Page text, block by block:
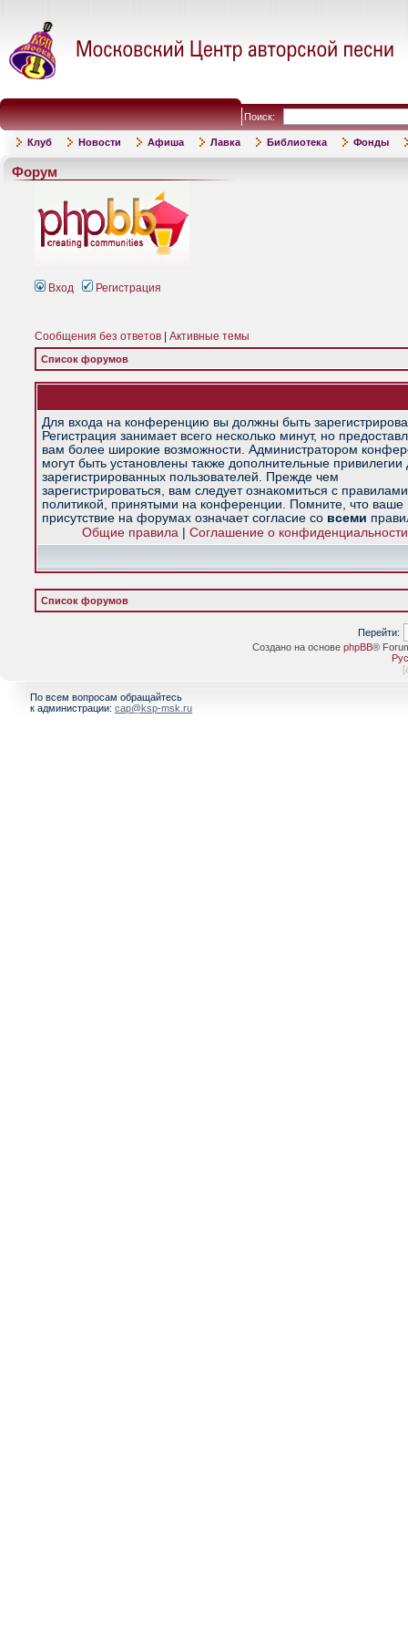
Поиск:
Клуб Новости Афиша Лавка Библиотека Фонды
Форум
Вход Регистрация
Сообщения без ответов Активные темы
Список форумов
Для входа на конференцию вы должны быть
Регистрация занимает всего несколько минут, но
вам более широкие возможности. Администратором
могут быть установлены также дополнительные привилегии
зарегистрированных пользователей. Прежде чем
зарегистрироваться, вам следует ознакомиться с
политикой, принятыми на конференции. Помните, что ваше
присутствие на форумах означает согласие со всеми
Общие правила| Соглашение о конфиденциальности
Список форумов
Перейти:
Создано на основе phpBB®
[
По всем вопросам обращайтесь
к администрации: cap@ksp-msk.ru